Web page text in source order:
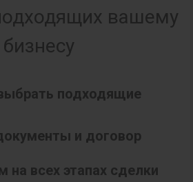
вашему
бизнесу
подходящие
и договор
всех этапах сделки